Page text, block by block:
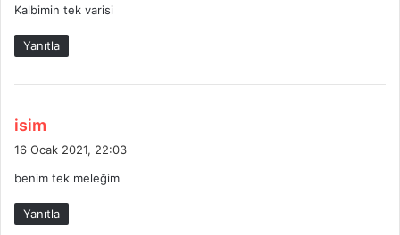
Kalbimin tek varisi
Yanıtla
isim
e
i
k
i
16 Ocak 2021, 22:03
benim tek meleğim
Yanıtla